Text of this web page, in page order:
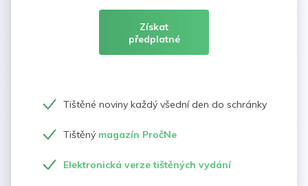
Získat
předplatné
Tištěné noviny každý všední den do schránky
Tištěný magazín PročNe
Elektronická verze tištěných vydání